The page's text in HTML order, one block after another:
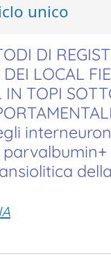
unico
DI
LOCAL
IN TOPI
parvalbumin+
della